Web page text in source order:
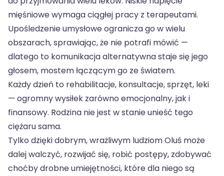
mięśniowe wymaga ciągłej pracy z terapeutami.
Upośledzenie umysłowe ogranicza go w wielu
obszarach, sprawiając, że nie potrafi mówić —
dlatego to komunikacja alternatywna staje się jego
głosem, mostem łączącym go ze światem.
Każdy dzień to rehabilitacje, konsultacje, sprzęt, leki
— ogromny wysiłek zarówno emocjonalny, jak i
finansowy. Rodzina nie jest w stanie unieść tego
ciężaru sama.
Tylko dzięki dobrym, wrażliwym ludziom Oluś może
dalej walczyć, rozwijać się, robić postępy, zdobywać
choćby drobne umiejętności, które dla niego są